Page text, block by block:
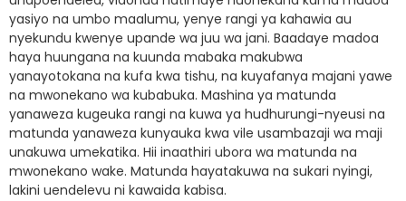
yasiyo na umbo maalumu, yenye rangi ya kahawia au
nyekundu kwenye upande wa juu wa jani. Baadaye madoa
haya huungana na kuunda mabaka makubwa
yanayotokana na kufa kwa tishu, na kuyafanya majani yawe
na mwonekano wa kubabuka. Mashina ya matunda
yanaweza kugeuka rangi na kuwa ya hudhurungi-nyeusi na
matunda yanaweza kunyauka kwa vile usambazaji wa maji
unakuwa umekatika. Hii inaathiri ubora wa matunda na
mwonekano wake. Matunda hayatakuwa na sukari nyingi,
lakini uendelevu ni kawaida kabisa.